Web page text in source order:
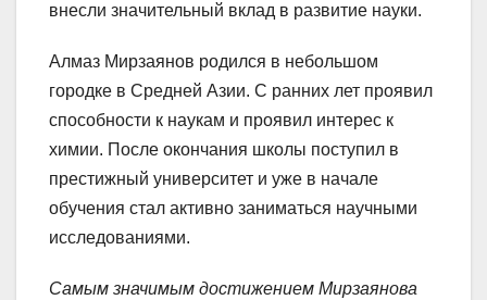
внесли значительный вклад в развитие науки.
Алмаз Мирзаянов родился в небольшом
городке в Средней Азии. С ранних лет проявил
способности к наукам и проявил интерес к
химии. После окончания школы поступил в
престижный университет и уже в начале
обучения стал активно заниматься научными
исследованиями.
Самым значимым достижением Мирзаянова